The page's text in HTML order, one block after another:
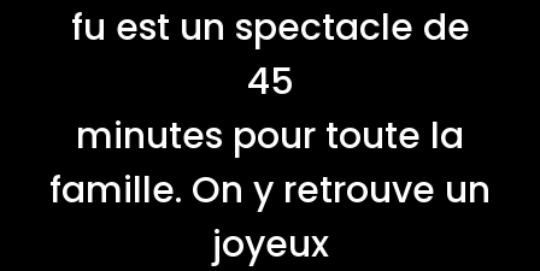
fu est un spectacle de
45
minutes pour toute la
famille. On y retrouve un
joyeux